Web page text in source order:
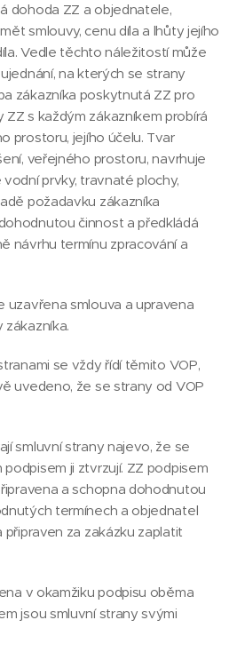
dohoda ZZ a objednatele,
smlouvy, cenu díla a lhůty jejího
Vedle těchto náležitostí může
na kterých se strany
zákazníka poskytnutá ZZ pro
s každým zákazníkem probírá
prostoru, jejího účelu. Tvar
veřejného prostoru, navrhuje
prvky, travnaté plochy,
požadavku zákazníka
činnost a předkládá
návrhu termínu zpracování a
uzavřena smlouva a upravena
se vždy řídí těmito VOP,
uvedeno, že se strany od VOP
smluvní strany najevo, že se
ji ztvrzují. ZZ podpisem
a schopna dohodnutou
termínech a objednatel
za zakázku zaplatit
v okamžiku podpisu oběma
jsou smluvní strany svými